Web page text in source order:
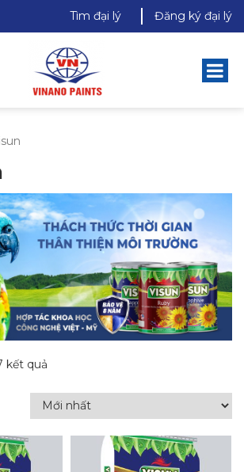
Tìm đại lý Đăng ký đại lý
kết quả